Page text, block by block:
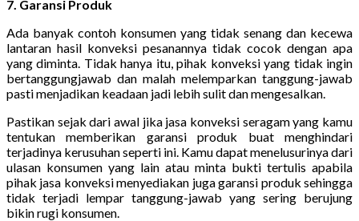
7. Garansi Produk
Ada banyak contoh konsumen yang tidak senang dan kecewa
lantaran hasil konveksi pesanannya tidak cocok dengan apa
yang diminta. Tidak hanya itu, pihak konveksi yang tidak ingin
bertanggungjawab dan malah melemparkan tanggung-jawab
pasti menjadikan keadaan jadi lebih sulit dan mengesalkan.
Pastikan sejak dari awal jika jasa konveksi seragam yang kamu
tentukan memberikan garansi produk buat menghindari
terjadinya kerusuhan seperti ini. Kamu dapat menelusurinya dari
ulasan konsumen yang lain atau minta bukti tertulis apabila
pihak jasa konveksi menyediakan juga garansi produk sehingga
tidak terjadi lempar tanggung-jawab yang sering berujung
bikin rugi konsumen.